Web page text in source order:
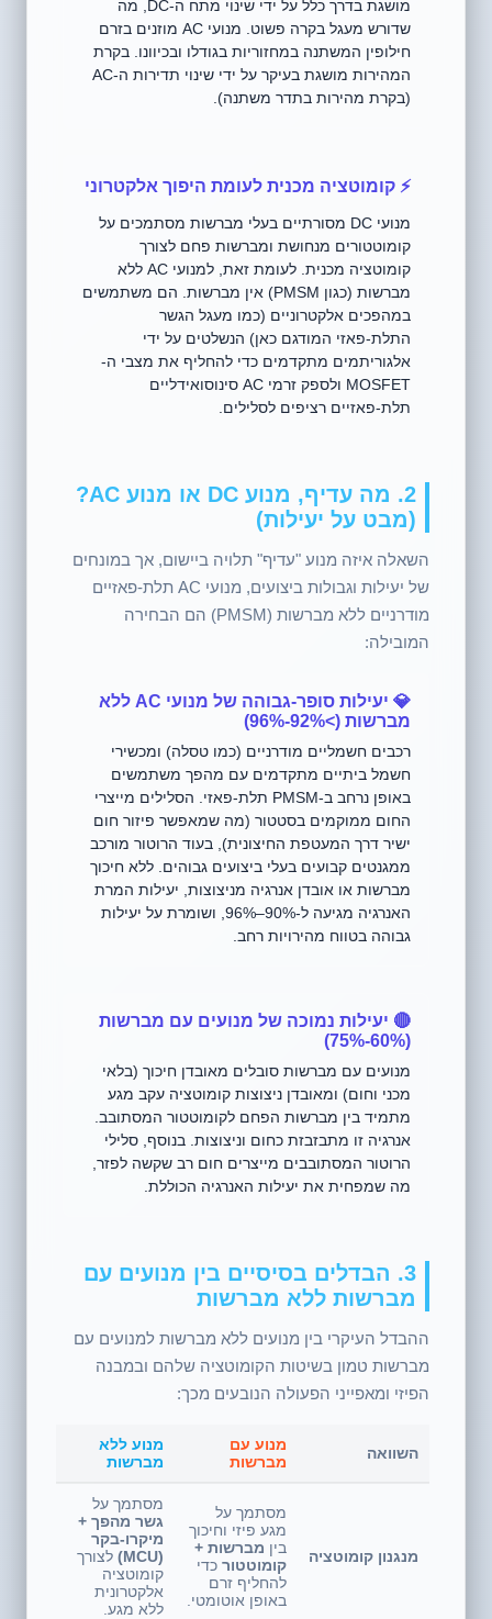
מושגת בדרך כלל על ידי שינוי מתח ה-DC, מה
שדורש מעגל בקרה פשוט. מנועי AC מוזנים בזרם
חילופין המשתנה במחזוריות בגודלו ובכיוונו. בקרת
המהירות מושגת בעיקר על ידי שינוי תדירות ה-AC
(בקרת מהירות בתדר משתנה).
⚡ קומוטציה מכנית לעומת היפוך אלקטרוני
מנועי DC מסורתיים בעלי מברשות מסתמכים על
קומוטטורים מנחושת ומברשות פחם לצורך
קומוטציה מכנית. לעומת זאת, למנועי AC ללא
מברשות (כגון PMSM) אין מברשות. הם משתמשים
במהפכים אלקטרוניים (כמו מעגל הגשר
התלת-פאזי המודגם כאן) הנשלטים על ידי
אלגוריתמים מתקדמים כדי להחליף את מצבי ה-
MOSFET ולספק זרמי AC סינוסואידליים
תלת-פאזיים רציפים לסלילים.
2. מה עדיף, מנוע DC או מנוע AC?
(מבט על יעילות)
השאלה איזה מנוע "עדיף" תלויה ביישום, אך במונחים
של יעילות וגבולות ביצועים, מנועי AC תלת-פאזיים
מודרניים ללא מברשות (PMSM) הם הבחירה
המובילה:
💎 יעילות סופר-גבוהה של מנועי AC ללא
מברשות (>92%-96%)
רכבים חשמליים מודרניים (כמו טסלה) ומכשירי
חשמל ביתיים מתקדמים עם מהפך משתמשים
באופן נרחב ב-PMSM תלת-פאזי. הסלילים מייצרי
החום ממוקמים בסטטור (מה שמאפשר פיזור חום
ישיר דרך המעטפת החיצונית), בעוד הרוטור מורכב
ממגנטים קבועים בעלי ביצועים גבוהים. ללא חיכוך
מברשות או אובדן אנרגיה מניצוצות, יעילות המרת
האנרגיה מגיעה ל-90%–96%, ושומרת על יעילות
גבוהה בטווח מהירויות רחב.
🔴 יעילות נמוכה של מנועים עם מברשות
(60%-75%)
מנועים עם מברשות סובלים מאובדן חיכוך (בלאי
מכני וחום) ומאובדן ניצוצות קומוטציה עקב מגע
מתמיד בין מברשות הפחם לקומוטטור המסתובב.
אנרגיה זו מתבזבזת כחום וניצוצות. בנוסף, סלילי
הרוטור המסתובבים מייצרים חום רב שקשה לפזר,
מה שמפחית את יעילות האנרגיה הכוללת.
3. הבדלים בסיסיים בין מנועים עם
מברשות ללא מברשות
ההבדל העיקרי בין מנועים ללא מברשות למנועים עם
מברשות טמון בשיטות הקומוטציה שלהם ובמבנה
הפיזי ומאפייני הפעולה הנובעים מכך:
השוואה
מנוע עם
מברשות
מנוע ללא
מברשות
מנגנון קומוטציה
מסתמך על
מגע פיזי וחיכוך
בין מברשות +
קומוטטור כדי
להחליף זרם
באופן אוטומטי.
מסתמך על
גשר מהפך +
מיקרו-בקר
(MCU)
לצורך
קומוטציה
אלקטרונית
ללא מגע.